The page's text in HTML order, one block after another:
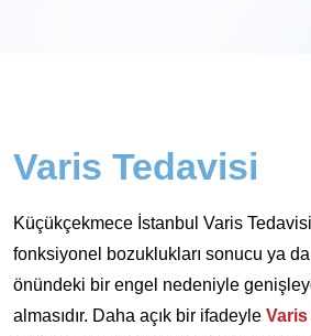
Varis Tedavisi
Küçükçekmece İstanbul Varis
fonksiyonel bozuklukları sonucu ya da
önündeki bir engel nedeniyle
almasıdır. Daha açık bir ifadeyle